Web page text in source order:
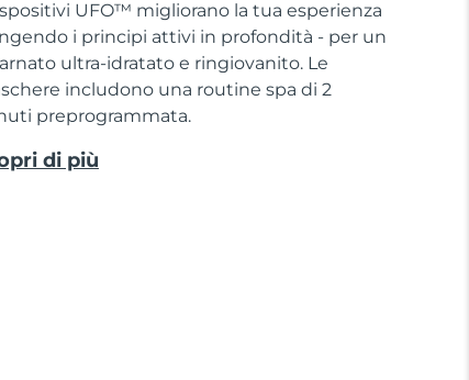
UFO™ migliorano la tua esperienza
i principi attivi in profondità - per un
ultra-idratato e ringiovanito. Le
includono una routine spa di 2
preprogrammata.
di più